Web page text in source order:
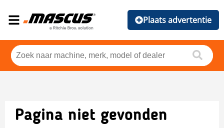
Plaats advertentie
Pagina niet gevonden